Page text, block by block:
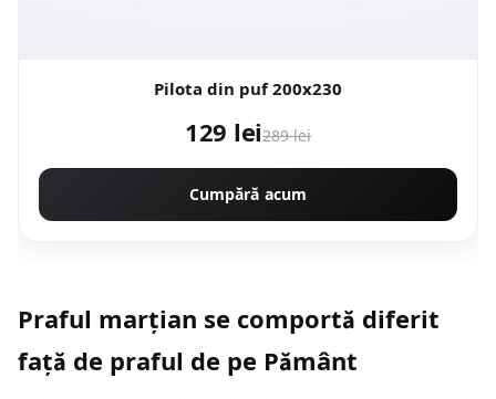
Pilota din puf 200x230
129 lei289 lei
Cumpără acum
Praful marțian se comportă diferit
față de praful de pe Pământ